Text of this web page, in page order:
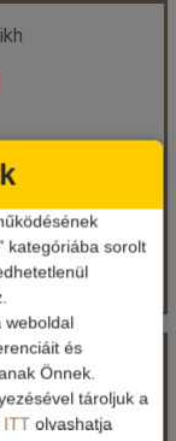
kategóriába sorolt
weboldal
és
Önnek.
tároljuk a
ITT olvashatja